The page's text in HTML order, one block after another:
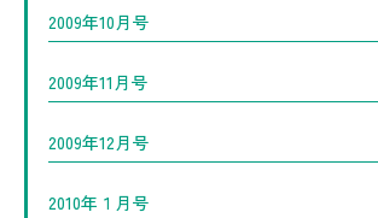
2009年10月号
2009年11月号
2009年12月号
2010年１月号